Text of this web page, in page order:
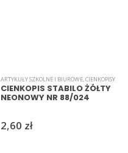
ARTYKUŁY SZKOLNE I BIUROWE,CIENKOPISY
CIENKOPIS STABILO ŻÓŁTY
NEONOWY NR 88/024
2,60 zł